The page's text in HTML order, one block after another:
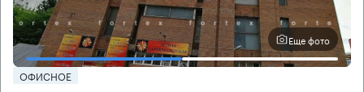
Еще фото
ОФИСНОЕ